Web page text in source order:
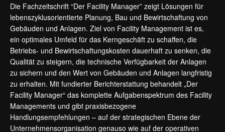
Die Fachzeitschrift “Der Facility Manager” zeigt Lösungen für
lebenszyklusorientierte Planung, Bau und Bewirtschaftung von
Gebäuden und Anlagen. Ziel von Facility Management ist es,
ein optimales Umfeld für das Kerngeschäft zu schaffen, die
Betriebs- und Bewirtschaftungskosten dauerhaft zu senken, die
Qualität zu steigern, die technische Verfügbarkeit der Anlagen
zu sichern und den Wert von Gebäuden und Anlagen langfristig
zu erhalten. Mit fundierter Berichterstattung behandelt „Der
Facility Manager“ das komplette Aufgabenspektrum des Facility
Managements und gibt praxisbezogene
Handlungsempfehlungen – auf der strategischen Ebene der
Unternehmensorganisation genauso wie auf der operativen